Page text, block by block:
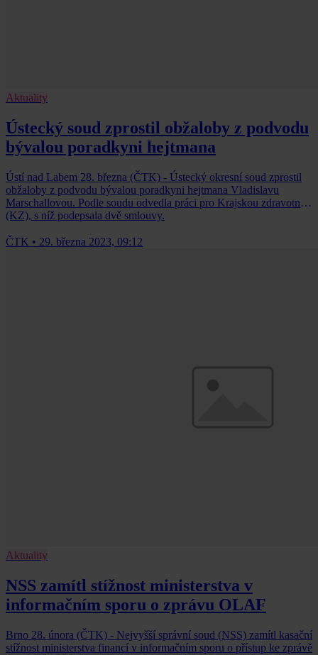
Aktuality
Ústecký soud zprostil obžaloby z podvodu
bývalou poradkyni hejtmana
Ústí nad Labem 28. března (ČTK) - Ústecký okresní soud zprostil
obžaloby z podvodu bývalou poradkyni hejtmana Vladislavu
Marschallovou. Podle soudu odvedla práci pro Krajskou zdravotní
(KZ), s níž podepsala dvě smlouvy.
ČTK • 29. března 2023, 09:12
Aktuality
NSS zamítl stížnost ministerstva v
informačním sporu o zprávu OLAF
Brno 28. února (ČTK) - Nejvyšší správní soud (NSS) zamítl kasační
stížnost ministerstva financí v informačním sporu o přístup ke zprávě